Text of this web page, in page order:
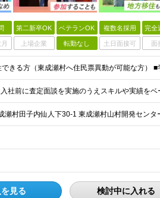
第二新卒OK ベテランOK 複数名採用 完全
上場企業 転勤なし 土日面接可 面
見る 検討中に入れる